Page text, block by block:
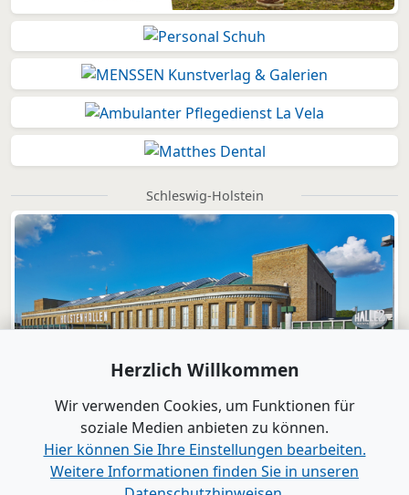
Schleswig-Holstein
Herzlich Willkommen
Wir verwenden Cookies, um Funktionen für
soziale Medien anbieten zu können.
Hier können Sie Ihre Einstellungen bearbeiten.
Weitere Informationen finden Sie in unseren